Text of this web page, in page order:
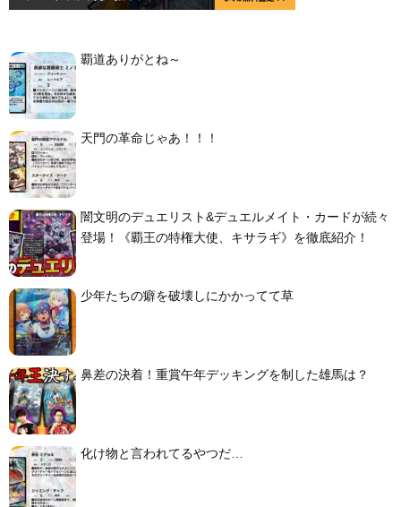
覇道ありがとね～
天門の革命じゃあ！！！
闇文明のデュエリスト&デュエルメイト・カードが続々
登場！《覇王の特権大使、キサラギ》を徹底紹介！
少年たちの癖を破壊しにかかってて草
鼻差の決着！重賞午年デッキングを制した雄馬は？
化け物と言われてるやつだ…